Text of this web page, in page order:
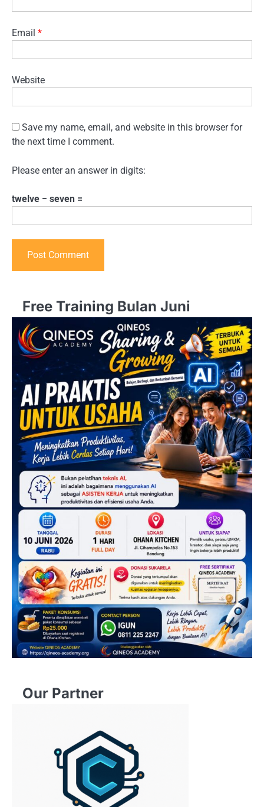
Email *
Website
Save my name, email, and website in this browser for
the next time I comment.
Please enter an answer in digits:
twelve − seven =
Free Training Bulan Juni
Our Partner